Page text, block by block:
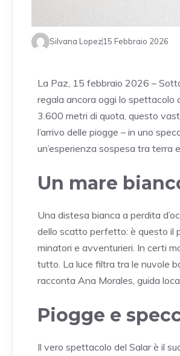
Silvana Lopez15 Febbraio 2026
La Paz, 15 febbraio 2026 –
regala ancora oggi lo spettacolo
3.600 metri di quota, questo
l’arrivo delle piogge – in uno
un’esperienza sospesa tra terra
Un mare
Una distesa bianca a perdita
dello scatto perfetto: è questo il
minatori e avventurieri. In certi
tutto. La luce filtra tra le nuvole
racconta Ana Morales, guida
Piogge e
Il vero spettacolo del Salar è il